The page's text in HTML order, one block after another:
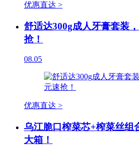
优惠直达 >
舒适达300g成人牙膏套装
抢！
08.05
优惠直达 >
乌江脆口榨菜芯+榨菜丝组
大箱！